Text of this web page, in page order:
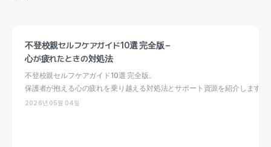
不登校親セルフケアガイド10選 完全版 –
心が疲れたときの対処法
不登校親セルフケアガイド10選 完全版。
保護者が抱える心の疲れを乗り越える対処法とサポート資源を紹介します。
2026년 05월 04일